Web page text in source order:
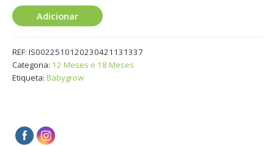
Adicionar
REF: IS0022510120230421131337
Categoria: 12 Meses e 18 Meses
Etiqueta: Babygrow